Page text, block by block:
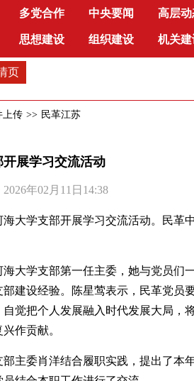
多党合作 中央要闻 高层动
思想建设 组织建设 机关建
页
上传 >> 民革江苏
展学习交流活动
年02月11日14:38
海大学支部开展学习交流活动。民革
海大学支部第一任主委，她与党员们
部建设经验。陈星莺表示，民革党员
觉把个人发展融入时代发展大局，
作贡献。
部主委肖洋结合履职实践，提出了本